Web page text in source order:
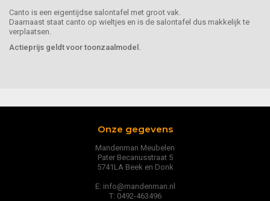
Canto is een eigentijdse salontafel met groot vak.
Daarnaast staat canto op wieltjes en is de salontafel dus makkelijk te
verplaatsen.
Actieprijs geldt voor toonzaalmodel.
Onze gegevens
Mandenman Meubelen
Pater Becanusstraat 5
5741LA Beek en Donk
E: info@mandenman.nl
T: 0492-463496